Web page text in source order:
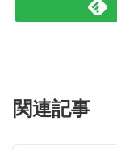
関連記事